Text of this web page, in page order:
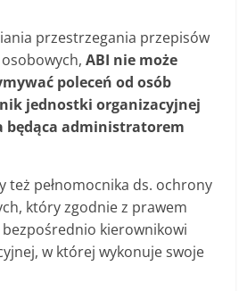
przestrzegania przepisów
ABI nie może
poleceń od osób
jednostki organizacyjnej
będąca administratorem
też pełnomocnika ds. ochrony
który zgodnie z prawem
kierownikowi
w której wykonuje swoje